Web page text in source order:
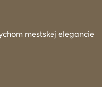
mestskej elegancie